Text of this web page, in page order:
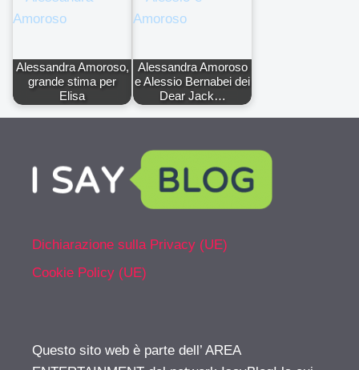
Alessandra Amoroso,
grande stima per
Elisa
Alessandra Amoroso
e Alessio Bernabei dei
Dear Jack…
Dichiarazione sulla Privacy (UE)
Cookie Policy (UE)
Questo sito web è parte dell’ AREA